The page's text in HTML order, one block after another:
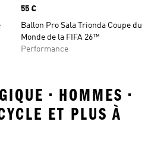
Prix
55 €
Ballon Pro Sala Trionda Coupe du
Monde de la FIFA 26™
Performance
• HOMMES •
ET PLUS À